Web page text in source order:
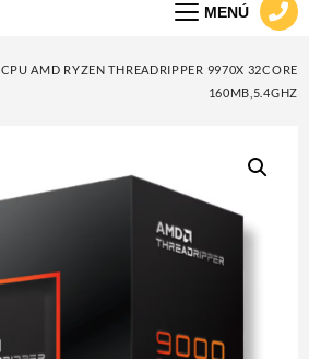
MENÚ
CPU AMD RYZEN THREADRIPPER 9970X 32CORE
160MB,5.4GHZ